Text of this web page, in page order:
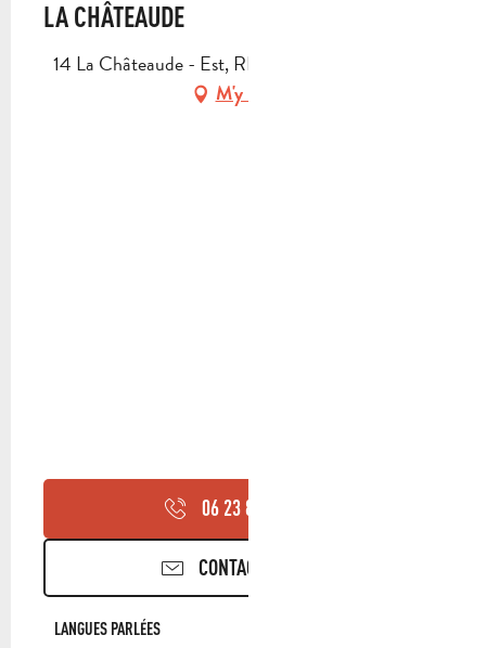
LA CHÂTEAUDE
14 La Châteaude - Est, RN 396, 13400 Aubagne
M'y rendre
06 23 89 29
CONTACTEZ-NOUS
LANGUES PARLÉES
LANGUES PARLÉES